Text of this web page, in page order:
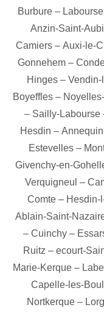
Burbure– Labourse
Anzin-Saint-
Camiers – Auxi-le-
Gonnehem–
Hinges– Vendin-
Boyeffles–
– Sailly-Labourse
Hesdin – Annequin
Estevelles –
Givenchy-en-
Verquigneul –
Comte – Hesdin-
Ablain-Saint-
– Cuinchy–
Ruitz – ecourt-
Marie-Kerque –
Capelle-les-
Nortkerque –